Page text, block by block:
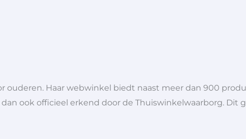
ouderen. Haar webwinkel biedt naast meer dan 900
ook officieel erkend door de Thuiswinkelwaarborg. Dit